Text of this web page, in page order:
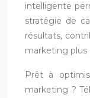
intelligente
stratégie de
résultats,
marketing plus
Prêt à
marketing ?